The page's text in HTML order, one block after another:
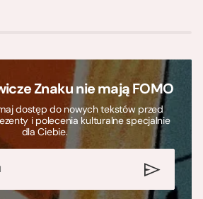
Znaku nie mają FOMO
dostęp do nowych tekstów przed
i polecenia kulturalne specjalnie
dla Ciebie.